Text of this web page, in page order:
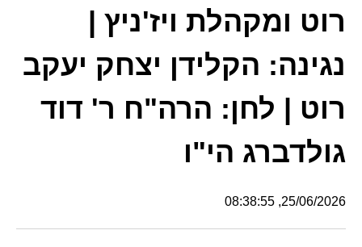
רוט ומקהלת ויז'ניץ |
נגינה: הקלידן יצחק יעקב
רוט | לחן: הרה"ח ר' דוד
גולדברג הי"ו
25/06/2026, 08:38:55